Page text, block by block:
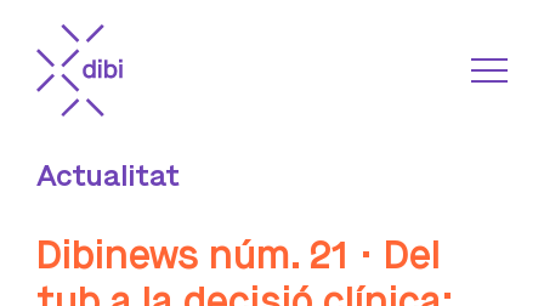
Actualitat
Dibinews núm. 21 · Del